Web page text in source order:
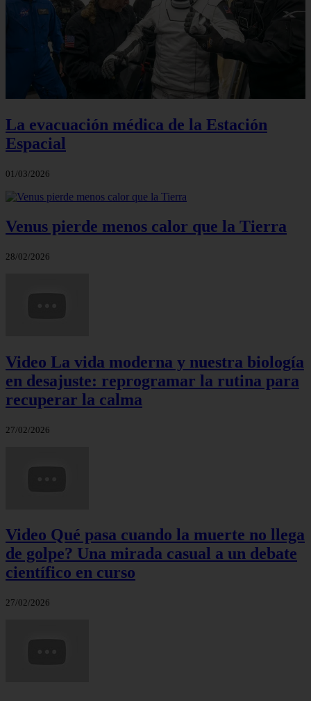
La evacuación médica de la Estación
Espacial
01/03/2026
Venus pierde menos calor que la Tierra
28/02/2026
Video La vida moderna y nuestra biología
en desajuste: reprogramar la rutina para
recuperar la calma
27/02/2026
Video Qué pasa cuando la muerte no llega
de golpe? Una mirada casual a un debate
científico en curso
27/02/2026